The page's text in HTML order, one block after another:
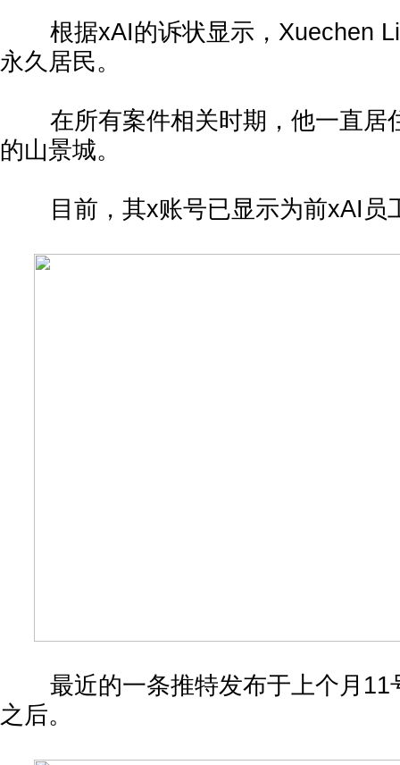
根据xAI的诉状显示，Xuechen Li
永久居民。
在所有案件相关时期，他一直居
的山景城。
目前，其x账号已显示为前xAI员
最近的一条推特发布于上个月
之后。